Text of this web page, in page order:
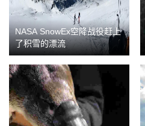
NASA SnowEx空降战役赶上
了积雪的漂流